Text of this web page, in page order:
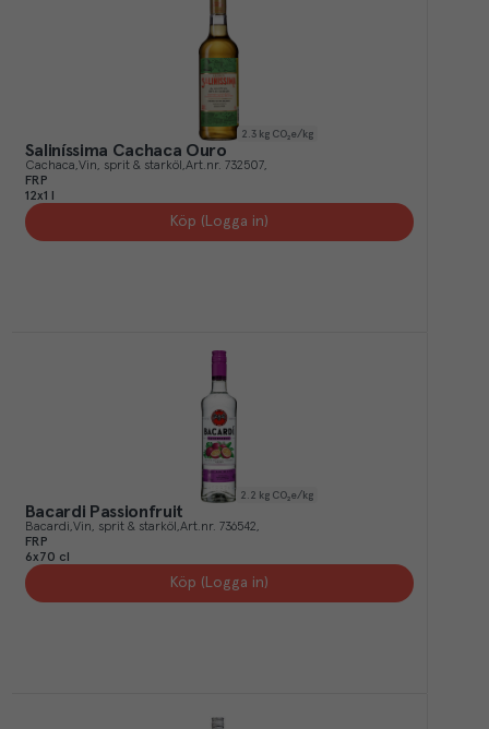
2.3 kg CO₂e/kg
Saliníssima Cachaca Ouro
Cachaca Vin, sprit & starköl Art.nr. 732507
FRP
12x1 l
Köp (Logga in)
2.2 kg CO₂e/kg
Bacardi Passionfruit
Bacardi Vin, sprit & starköl Art.nr. 736542
FRP
6x70 cl
Köp (Logga in)